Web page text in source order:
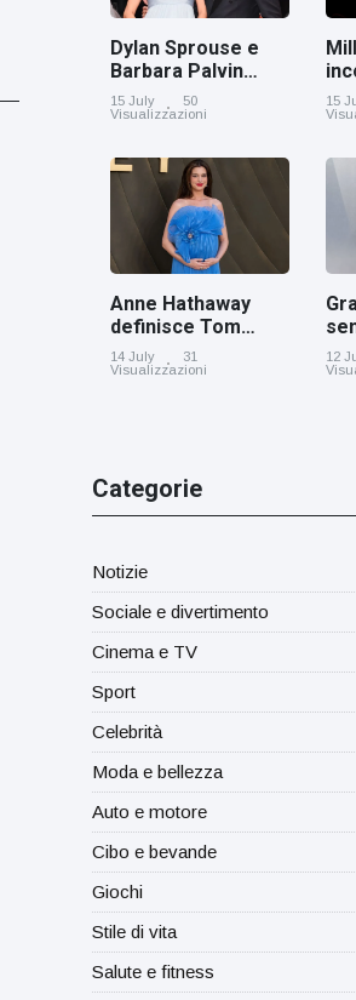
Dylan Sprouse e
Barbara Palvin
rivelano di
aspettare una
15 July
50
Visualizzazioni
15
Anne Hathaway
definisce Tom
Holland 'il figlio dei
sogni’
14 July
31
Visualizzazioni
12
Categorie
Notizie
Sociale e divertimento
Cinema e TV
Sport
Celebrità
Moda e bellezza
Auto e motore
Cibo e bevande
Giochi
Stile di vita
Salute e fitness